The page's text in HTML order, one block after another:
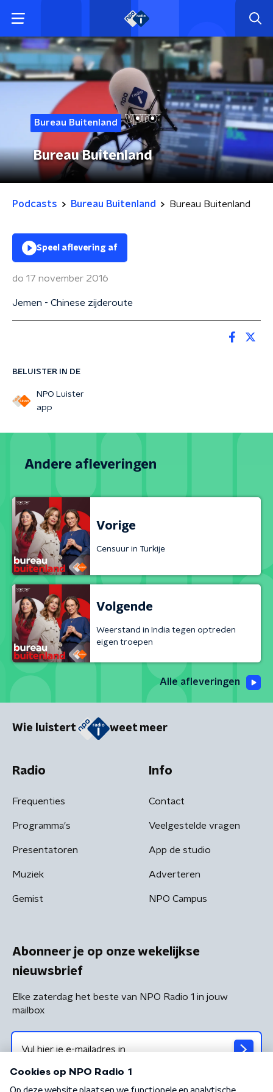
Bureau Buitenland
Bureau Buitenland
Podcasts Bureau Buitenland Bureau Buitenland
BELUISTER IN DE
NPO Luister
app
Speel aflevering af
do 17 november 2016
Jemen - Chinese zijderoute
Andere afleveringen
Vorige
Censuur in Turkije
Volgende
Weerstand in India tegen optreden
eigen troepen
Alle afleveringen
Wie luistert weet meer
Radio
Frequenties
Programma's
Presentatoren
Muziek
Gemist
Info
Contact
Veelgestelde vragen
App de studio
Adverteren
NPO Campus
Abonneer je op onze wekelijkse
nieuwsbrief
Elke zaterdag het beste van NPO Radio 1 in jouw
mailbox